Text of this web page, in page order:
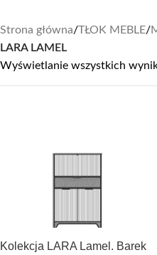
Strona główna/TŁOK MEBLE/
LARA LAMEL
Wyświetlanie wszystkich
Kolekcja LARA Lamel. Barek